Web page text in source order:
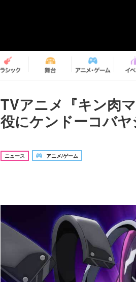
TVアニメ『キン肉
役にケンドーコバヤ
ニュース アニメ/ゲーム